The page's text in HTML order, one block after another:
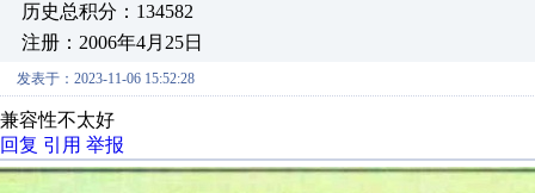
历史总积分：134582
注册：2006年4月25日
发表于：2023-11-06 15:52:28
兼容性不太好
回复 引用 举报